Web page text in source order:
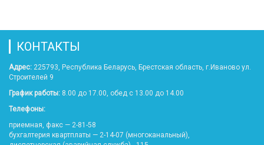
КОНТАКТЫ
Адрес: 225793, Республика Беларусь, Брестская область, г.Иваново ул.
Строителей 9
График работы: 8.00 до 17.00, обед с 13.00 до 14.00
Телефоны:
приемная, факс — 2-81-58
бухгалтерия квартплаты — 2-14-07 (многоканальный),